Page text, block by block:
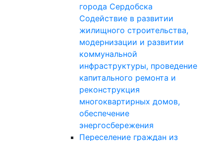
города Сердобска
Содействие в развитии
жилищного строительства,
модернизации и развитии
коммунальной
инфраструктуры, проведение
капитального ремонта и
реконструкция
многоквартирных домов,
обеспечение
энергосбережения
Переселение граждан из